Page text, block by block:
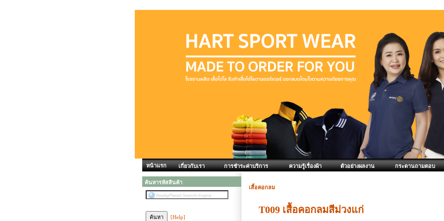
หน้าแรก เกี่ยวกับเรา การชำระค่าบริการ ความรู้เรื่องผ้า ตัวอย่างผลงาน กระดานถามตอบ
ค้นหารหัสสินค้า
[Help]
เสื้อคอกลม
T009 เสื้อคอกลมสีม่วงแก่